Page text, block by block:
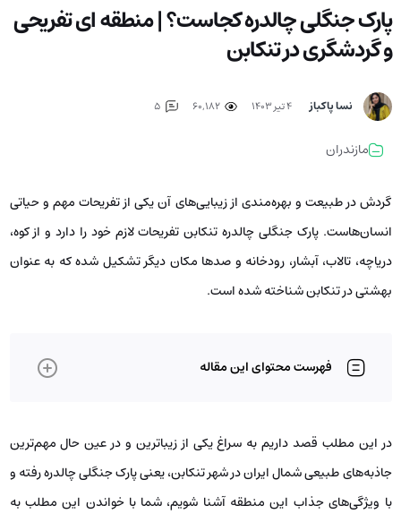
پارک جنگلی چالدره کجاست؟ | منطقه ای تفریحی
و گردشگری در تنکابن
نسا پاکباز ۴ تیر ۱۴۰۳ 60,182
5
مازندران
گردش در طبیعت و بهره‌مندی از زیبایی‌های آن یکی از تفریحات مهم و حیاتی
انسان‌هاست. پارک جنگلی چالدره تنکابن تفریحات لازم خود را دارد و از کوه،
دریاچه، تالاب، آبشار، رودخانه و صدها مکان دیگر تشکیل شده که به عنوان
بهشتی در تنکابن شناخته شده است.
فهرست محتوای این مقاله
در این مطلب قصد داریم به سراغ یکی از زیباترین و در عین حال مهم‌ترین
جاذبه‌های طبیعی شمال ایران در شهر تنکابن، یعنی پارک جنگلی چالدره رفته و
با ویژگی‌های جذاب این منطقه آشنا شویم، شما با خواندن این مطلب به